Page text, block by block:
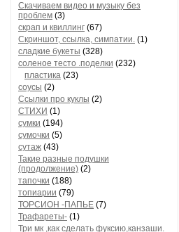
Скачиваем видео и музыку без
проблем (3)
скрап и квиллинг (67)
Скриншот, ссылка, симпатии. (1)
сладкие букеты (328)
соленое тесто .поделки (232)
пластика (23)
соусы (2)
Ссылки про куклы (2)
СТИХИ (1)
сумки (194)
сумочки (5)
сутаж (43)
Такие разные подушки
(продолжение) (2)
тапочки (188)
топиарии (79)
ТОРСИОН -ПАПЬЕ (7)
Трафареты- (1)
Три мк ,как сделать фуксию,канзаши.